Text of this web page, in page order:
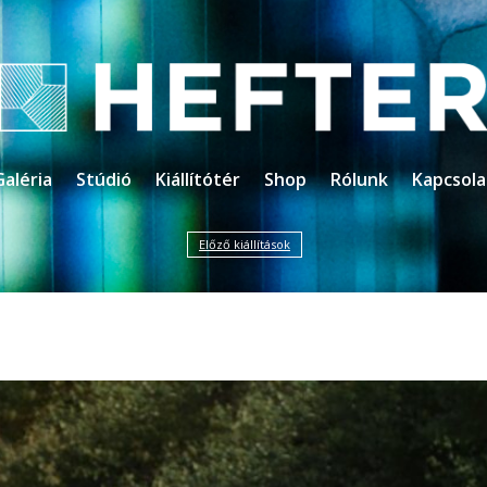
Stúdió Kiállítótér Shop Rólunk
Előző kiállítások